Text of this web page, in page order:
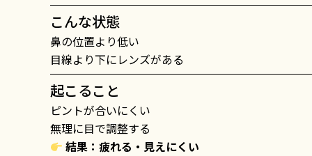
こんな状態
鼻の位置より低い
目線より下にレンズがある
起こること
ピントが合いにくい
無理に目で調整する
結果：疲れる・見えにくい